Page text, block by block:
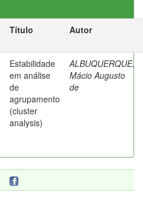
Título Autor
Estabilidade
em análise
de
agrupamento
(cluster
analysis)
ALBUQUERQUE,
Mácio Augusto
de